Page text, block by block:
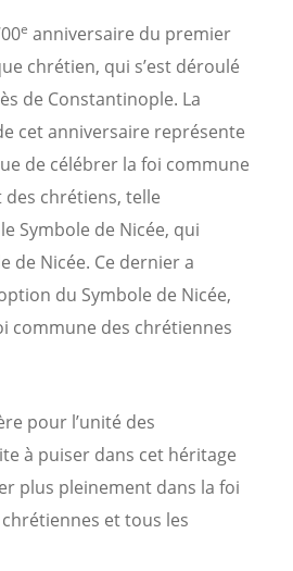
e anniversaire du premier
chrétien, qui s’est déroulé
de Constantinople. La
cet anniversaire représente
de célébrer la foi commune
chrétiens, telle
Symbole de Nicée, qui
de Nicée. Ce dernier a
du Symbole de Nicée,
commune des chrétiennes
pour l’unité des
à puiser dans cet héritage
plus pleinement dans la foi
et tous les